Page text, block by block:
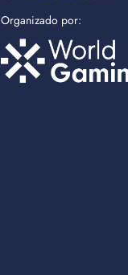
Organizado por: